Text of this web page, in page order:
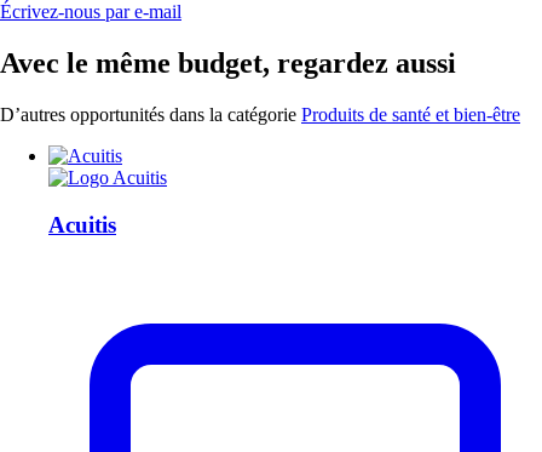
Écrivez-nous par e-mail
Avec le même budget, regardez aussi
D’autres opportunités dans la catégorie Produits de santé et bien-être
Acuitis